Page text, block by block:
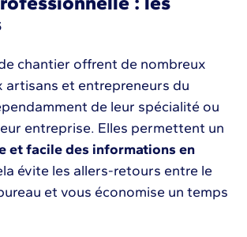
chantier offrent de nombreux
artisans et entrepreneurs du
de leur spécialité ou
entreprise. Elles permettent un
et facile des informations en
évite les allers-retours entre le
et vous économise un temps